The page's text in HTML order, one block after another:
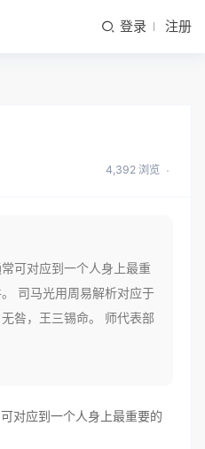
登录 注册
4,392 浏览
可对应到一个人身上最重
司马光用周易解析对应于
咎，王三锡命。 师代表部
对应到一个人身上最重要的